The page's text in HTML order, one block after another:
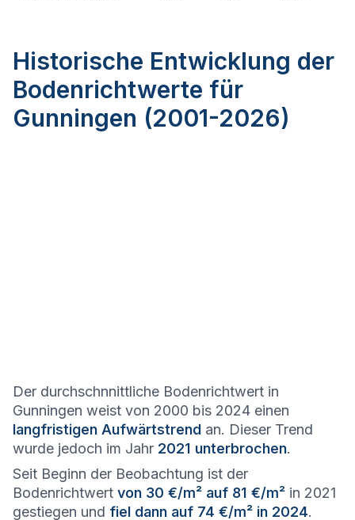
Historische Entwicklung der
Bodenrichtwerte für
Gunningen (2001-2026)
Der durchschnnittliche Bodenrichtwert in
Gunningen weist von 2000 bis 2024 einen
langfristigen Aufwärtstrend an. Dieser Trend
wurde jedoch im Jahr 2021 unterbrochen.
Seit Beginn der Beobachtung ist der
Bodenrichtwert von 30 €/m² auf 81 €/m² in 2021
gestiegen und fiel dann auf 74 €/m² in 2024.